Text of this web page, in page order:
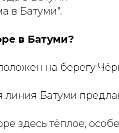
в Батуми".
в Батуми?
на берегу
линия Батуми
здесь тёплое,